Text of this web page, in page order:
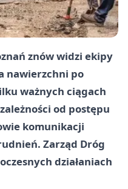
znów widzi ekipy
nawierzchni po
ważnych ciągach
od postępu
komunikacji
Zarząd Dróg
działaniach